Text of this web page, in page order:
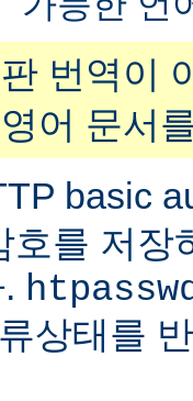
번역이
어 문서
basic
호를 저장
상태를